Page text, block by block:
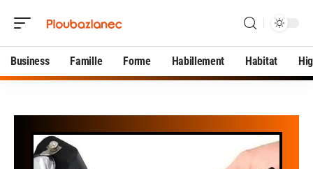
Business Famille Forme Habillement Habitat